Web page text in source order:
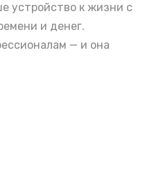
устройство к жизни с
и денег.
— и она